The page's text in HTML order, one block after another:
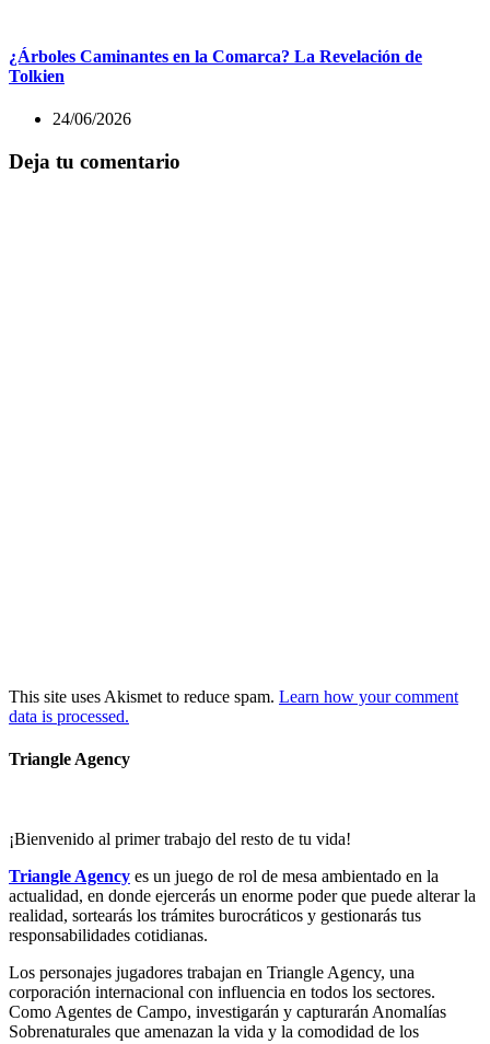
¿Árboles Caminantes en la Comarca? La Revelación de
Tolkien
24/06/2026
Deja tu comentario
This site uses Akismet to reduce spam. Learn how your comment
data is processed.
Triangle Agency
¡Bienvenido al primer trabajo del resto de tu vida!
Triangle Agency es un juego de rol de mesa ambientado en la
actualidad, en donde ejercerás un enorme poder que puede alterar la
realidad, sortearás los trámites burocráticos y gestionarás tus
responsabilidades cotidianas.
Los personajes jugadores trabajan en Triangle Agency, una
corporación internacional con influencia en todos los sectores.
Como Agentes de Campo, investigarán y capturarán Anomalías
Sobrenaturales que amenazan la vida y la comodidad de los